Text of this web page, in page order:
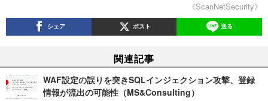
《ScanNetSecurity》
シェア ポスト 送る
関連記事
WAF設定の誤りを突きSQLインジェクション攻撃、登録
情報が流出の可能性（MS&Consulting）